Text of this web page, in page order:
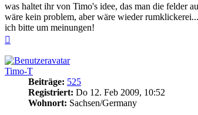
was haltet ihr von Timo's idee, das man die felder
wäre kein problem, aber wäre wieder rumklickerei...
ich bitte um meinungen!
Timo-T
Beiträge: 525
Registriert: Do 12. Feb 2009, 10:52
Wohnort: Sachsen/Germany